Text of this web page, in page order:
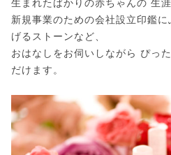
生まれたばかりの赤ちゃんの 生
新規事業のための会社設立印鑑
げるストーンなど、
おはなしをお伺いしながら ぴっ
だけます。